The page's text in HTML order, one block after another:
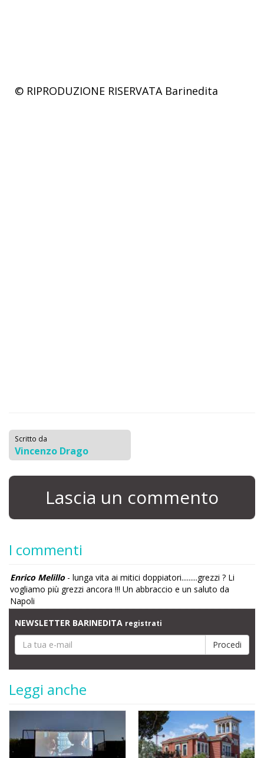
© RIPRODUZIONE RISERVATA Barinedita
Scritto da
Vincenzo Drago
Lascia un commento
I commenti
Enrico Melillo- lunga vita ai mitici doppiatori.........grezzi ? Li
vogliamo più grezzi ancora !!! Un abbraccio e un saluto da
Napoli
NEWSLETTER BARINEDITA registrati
Leggi anche